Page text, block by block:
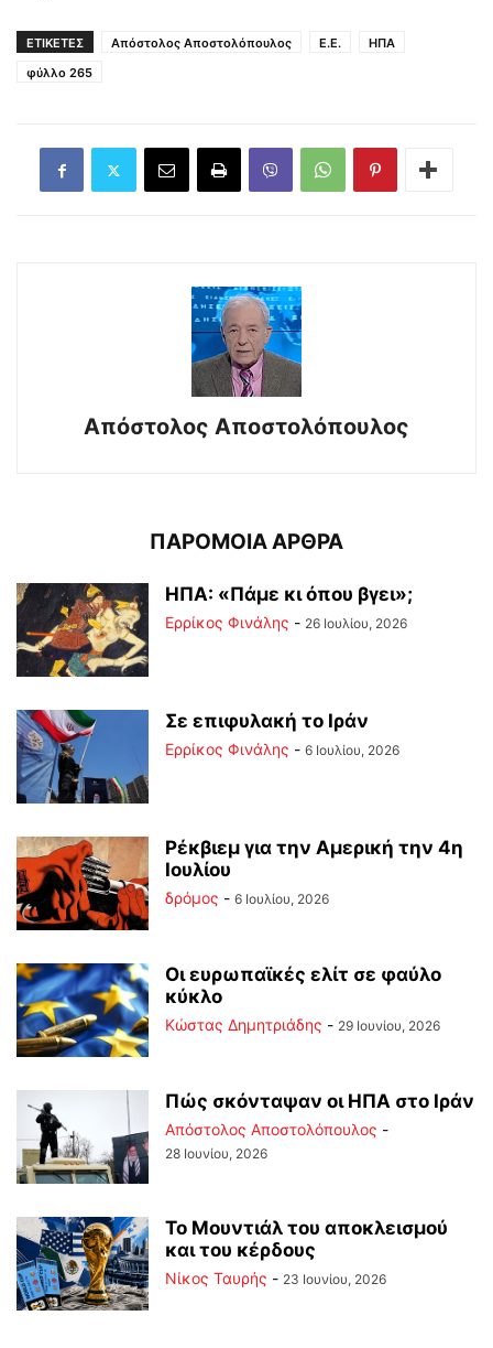
ΕΤΙΚΕΤΕΣ Απόστολος Αποστολόπουλος Ε.Ε.
ΗΠΑ
φύλλο 265
Απόστολος Αποστολόπουλος
ΠΑΡΟΜΟΙΑ ΑΡΘΡΑ
ΗΠΑ: «Πάμε κι όπου βγει»;
Ερρίκος Φινάλης - 26 Ιουλίου, 2026
Σε επιφυλακή το Ιράν
Ερρίκος Φινάλης - 6 Ιουλίου, 2026
Ρέκβιεμ για την Αμερική την 4η
Ιουλίου
δρόμος - 6 Ιουλίου, 2026
Οι ευρωπαϊκές ελίτ σε φαύλο
κύκλο
Kώστας Δημητριάδης - 29 Ιουνίου, 2026
Πώς σκόνταψαν οι ΗΠΑ στο Ιράν
Απόστολος Αποστολόπουλος -
28 Ιουνίου, 2026
Το Μουντιάλ του αποκλεισμού
και του κέρδους
Νίκος Ταυρής - 23 Ιουνίου, 2026